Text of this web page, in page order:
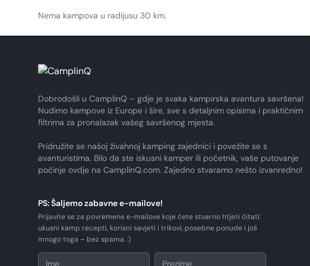
Nema kampova u radijusu 30 km.
Dobrodošli u CamplinQ – gdje je svaka kampirska avantura savršena!
Nudimo kampove iz Europe i šire, sve s detaljnim opisima i praktičnim
filtrima za pronalazak vašeg savršenog mjesta.
Pridružite se našoj živahnoj kamping zajednici i povežite se s
avanturistima. Bilo da ste iskusni kamper ili početnik, vaše putovanje
počinje ovdje na CamplinQ.com. Zajedno stvaramo nešto izvanredno!
PS: Šaljemo zabavne e-mailove!
Prijavite se za povremene e-mailove koje ćete stvarno htjeti čitati:
ukusni kamp recepti, korisni savjeti i trikovi, posebne ponude i još
mnogo toga – bez spama. :)